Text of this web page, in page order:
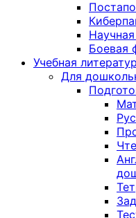
Боевая
Учебная
Для